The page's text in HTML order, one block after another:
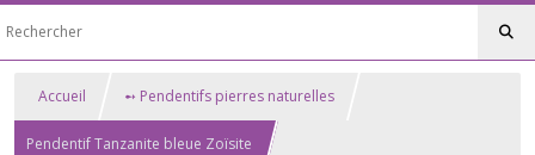
Accueil ➻ Pendentifs pierres naturelles
Pendentif Tanzanite bleue Zoïsite